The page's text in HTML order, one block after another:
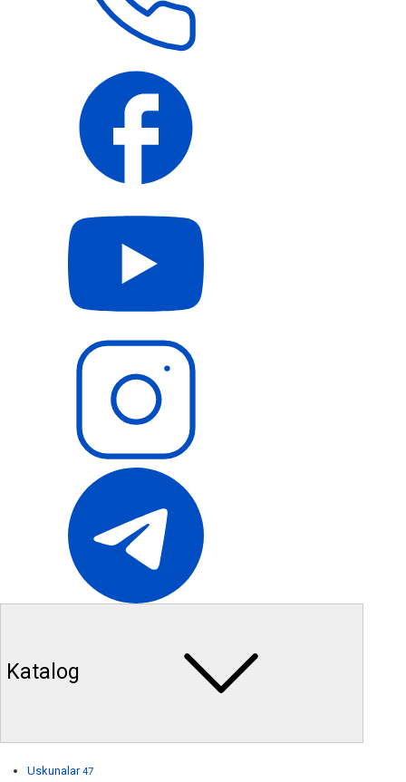
Katalog
Uskunalar 47